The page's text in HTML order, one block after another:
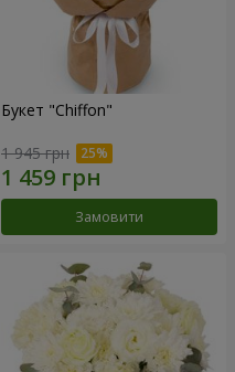
Букет "Chiffon"
1 945 грн
Замовити